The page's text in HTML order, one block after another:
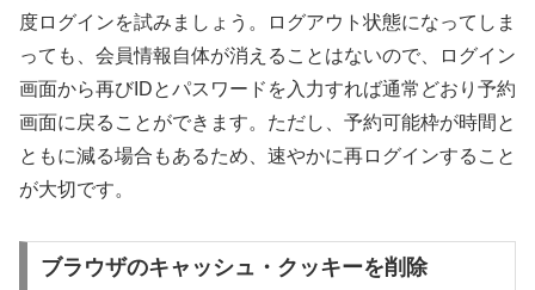
度ログインを試みましょう。ログアウト状態になってしま
っても、会員情報自体が消えることはないので、ログイン
画面から再びIDとパスワードを入力すれば通常どおり予約
画面に戻ることができます。ただし、予約可能枠が時間と
ともに減る場合もあるため、速やかに再ログインすること
が大切です。
ブラウザのキャッシュ・クッキーを削除